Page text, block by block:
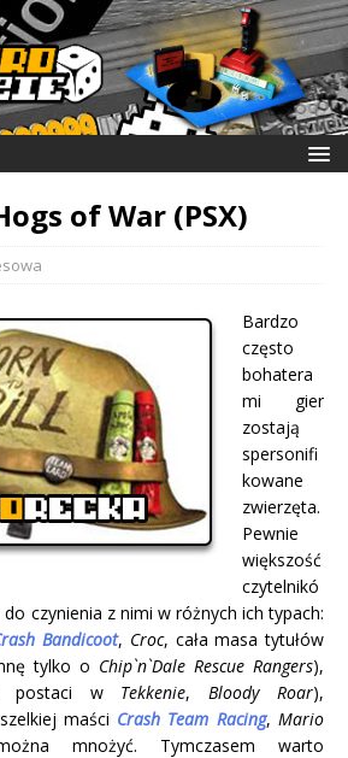
of War (PSX)
Bardzo
często
bohatera
mi gier
zostają
spersonifi
kowane
zwierzęta.
Pewnie
większość
czytelnikó
czynienia z nimi w różnych ich typach:
Bandicoot, Croc, cała masa tytułów
tylko o Chip`n`Dale Rescue Rangers),
postaci w Tekkenie,Bloody Roar),
maści Crash Team Racing,Mario
mnożyć. Tymczasem warto